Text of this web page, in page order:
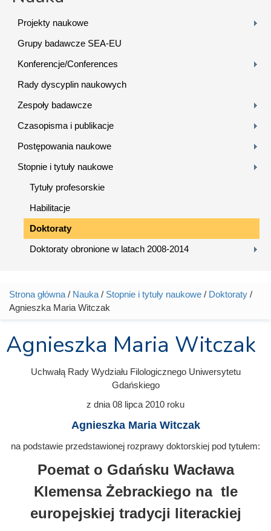
Projekty naukowe
Grupy badawcze SEA-EU
Konferencje/Conferences
Rady dyscyplin naukowych
Zespoły badawcze
Czasopisma i publikacje
Postępowania naukowe
Stopnie i tytuły naukowe
Tytuły profesorskie
Habilitacje
Doktoraty
Doktoraty obronione w latach 2008-2014
Jesteś tutaj
Strona główna / Nauka / Stopnie i tytuły naukowe / Doktoraty /
Agnieszka Maria Witczak
Agnieszka Maria Witczak
Uchwałą Rady Wydziału Filologicznego Uniwersytetu
Gdańskiego
z dnia 08 lipca 2010 roku
Agnieszka Maria Witczak
na podstawie przedstawionej rozprawy doktorskiej pod tytułem:
Poemat o Gdańsku Wacława
Klemensa Żebrackiego na tle
europejskiej tradycji literackiej